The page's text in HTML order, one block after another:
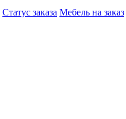
Статус заказа Мебель на заказ